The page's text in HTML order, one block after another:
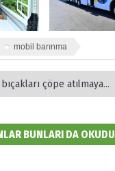
mobil barınma
çöpe atılmayacak
BUNLARI DA OKUDU